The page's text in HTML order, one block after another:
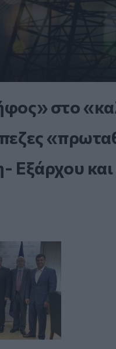
στο
Εξάρχου